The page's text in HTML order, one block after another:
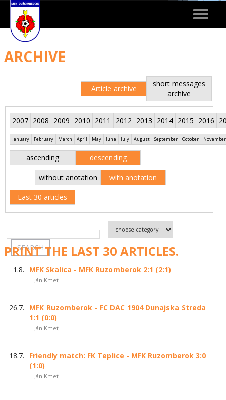
Toggle
ARCHIVE
Article archive
short messages
archive
2007 2008 2009 2010 2011 2012 2013 2014 2015 2016
January February March April May June July August September October November
ascending descending
without anotation with anotation
Last 30 articles
PRINT THE LAST 30 ARTICLES.
1.8. MFK Skalica - MFK Ruzomberok 2:1 (2:1)
| Ján Kmeť
26.7.
MFK Ruzomberok - FC DAC 1904 Dunajska Streda
1:1 (0:0)
| Ján Kmeť
18.7.
Friendly match: FK Teplice - MFK Ruzomberok 3:0
(1:0)
| Ján Kmeť